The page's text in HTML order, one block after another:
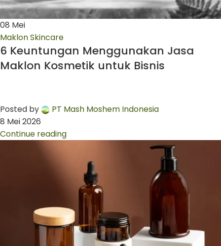
08 Mei
Maklon Skincare
6 Keuntungan Menggunakan Jasa
Maklon Kosmetik untuk Bisnis
Posted by
PT Mash Moshem Indonesia
8 Mei 2026
Continue reading